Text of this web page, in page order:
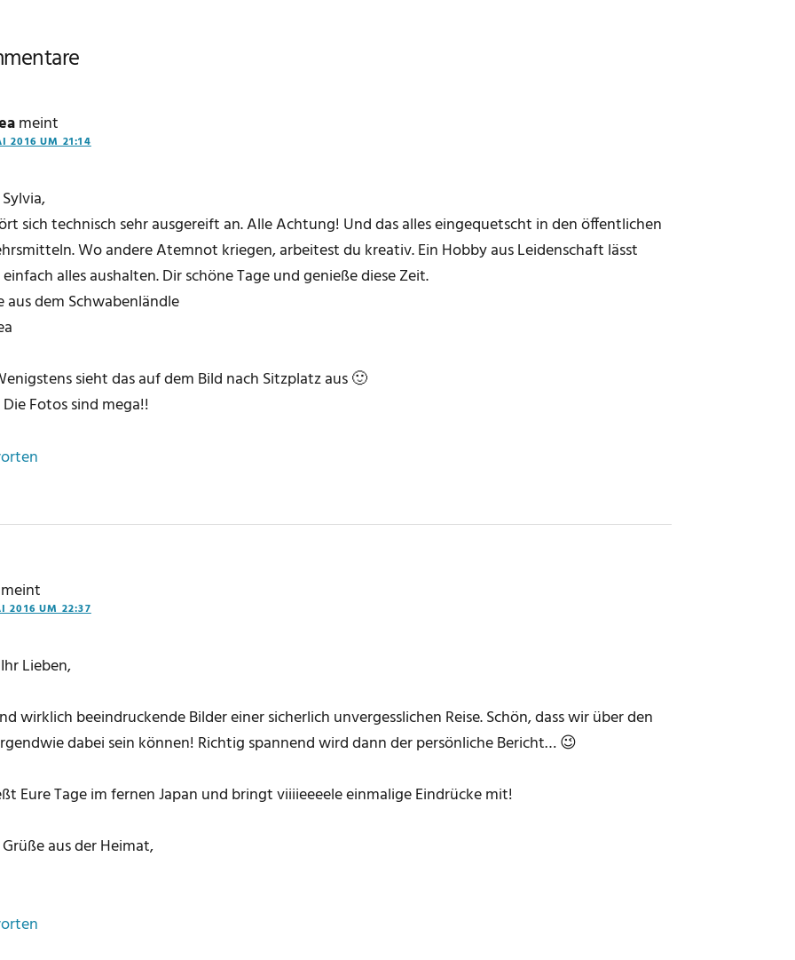
meint
2016 UM 21:14
sich technisch sehr ausgereift an. Alle Achtung! Und das alles eingequetscht in den öffentlichen
Wo andere Atemnot kriegen, arbeitest du kreativ. Ein Hobby aus Leidenschaft lässt
alles aushalten. Dir schöne Tage und genieße diese Zeit.
aus dem Schwabenländle
sieht das auf dem Bild nach Sitzplatz aus 🙂
Die Fotos sind mega!!
meint
2016 UM 22:37
Lieben,
wirklich beeindruckende Bilder einer sicherlich unvergesslichen Reise. Schön, dass wir über den
dabei sein können! Richtig spannend wird dann der persönliche Bericht… 😉
Eure Tage im fernen Japan und bringt viiiieeeele einmalige Eindrücke mit!
aus der Heimat,